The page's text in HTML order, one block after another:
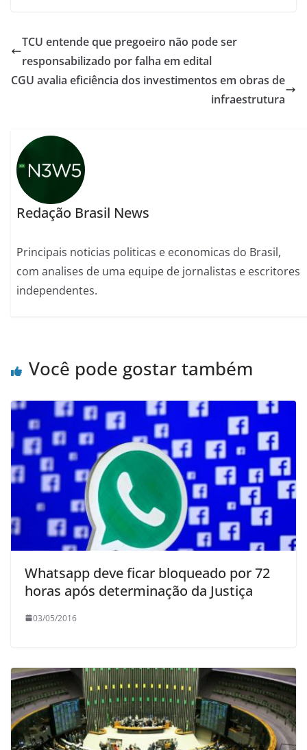
TCU entende que pregoeiro não pode ser
responsabilizado por falha em edital
CGU avalia eficiência dos investimentos em obras de
infraestrutura
Redação Brasil News
Principais noticias politicas e economicas do Brasil,
com analises de uma equipe de jornalistas e escritores
independentes.
Você pode gostar também
Whatsapp deve ficar bloqueado por 72
horas após determinação da Justiça
03/05/2016